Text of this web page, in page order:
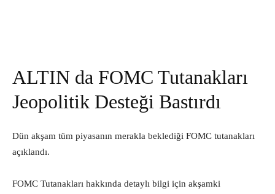
ALTIN da FOMC Tutanakları
Jeopolitik Desteği Bastırdı
Dün akşam tüm piyasanın merakla beklediği FOMC tutanakları
açıklandı.
FOMC Tutanakları hakkında detaylı bilgi için akşamki